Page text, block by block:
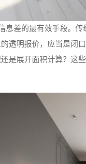
息差的最有效手段。
透明报价，应当是闭
是展开面积计算？这